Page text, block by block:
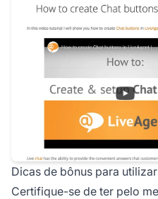
Dicas de bônus para
Certifique-se de ter pelo